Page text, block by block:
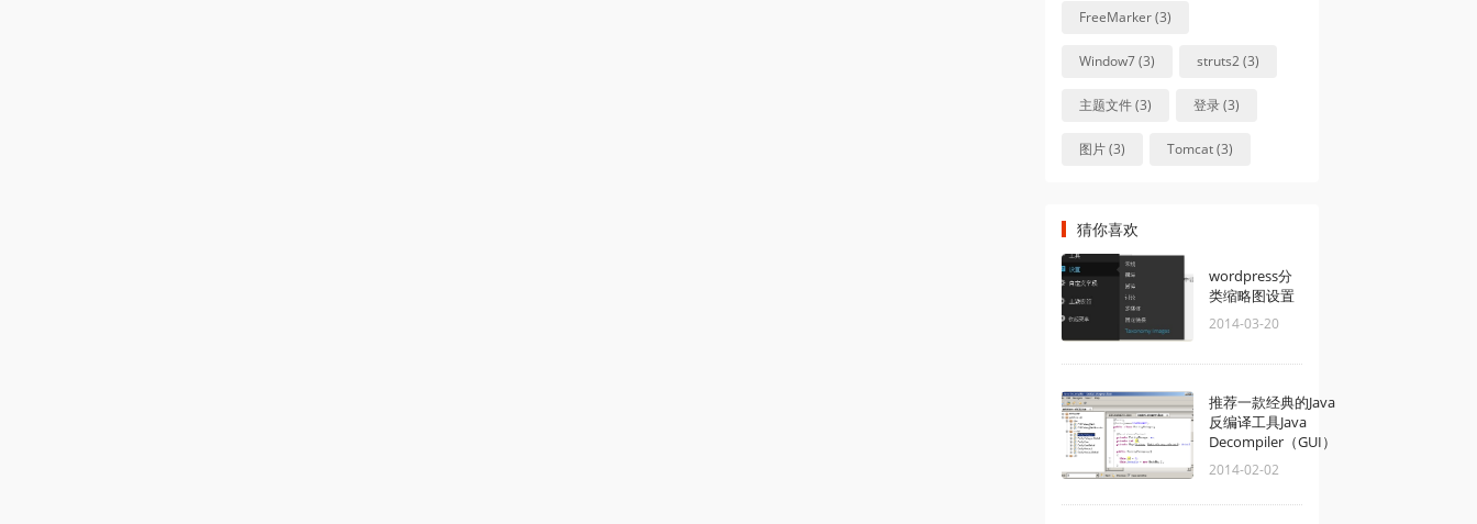
FreeMarker (3)
Window7 (3) struts2 (3)
主题文件 (3) 登录 (3)
图片 (3) Tomcat (3)
猜你喜欢
wordpress分
类缩略图设置
2014-03-20
推荐一款经典的Java
反编译工具Java
Decompiler（GUI）
2014-02-02